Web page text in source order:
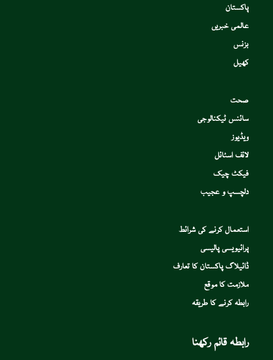
پاکستان
عالمی خبریں
بزنس
کھیل
صحت
سائنس ٹیکنالوجی
ویڈیوز
لائف اسٹائل
فیکٹ چیک
دلچسپ و عجیب
استعمال کرنے کی شرائط
پرائیویسی پالیسی
ڈائیلاگ پاکستان کا تعارف
ملازمت کا موقع
رابطہ کرنے کا طریقہ
رابطہ قائم رکھنا